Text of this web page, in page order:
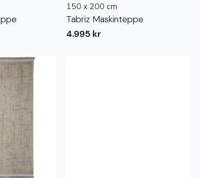
150 x 200 cm
Tabriz Maskinteppe
4.995 kr